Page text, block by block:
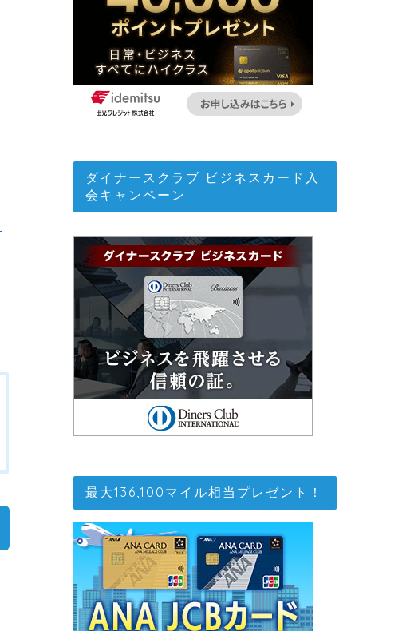
ダイナースクラブ ビジネスカード入
会キャンペーン
最大136,100マイル相当プレゼント！